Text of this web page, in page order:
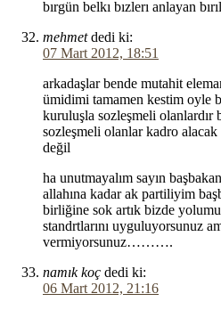
bırgün belkı bızlerı anlayan
mehmet dedi ki:
07 Mart 2012, 18:51
arkadaşlar bende mutahit
ümidimi tamamen kestim oyle
kuruluşla sozleşmeli olanlardır
sozleşmeli olanlar kadro
değil
ha unutmayalım sayın
allahına kadar ak partiliyim
birliğine sok artık bizde
standrtlarını uyguluyorsunuz
vermiyorsunuz……….
namık koç dedi ki:
06 Mart 2012, 21:16